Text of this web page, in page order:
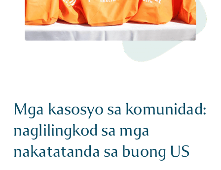
Mga kasosyo sa komunidad:
naglilingkod sa mga
nakatatanda sa buong US